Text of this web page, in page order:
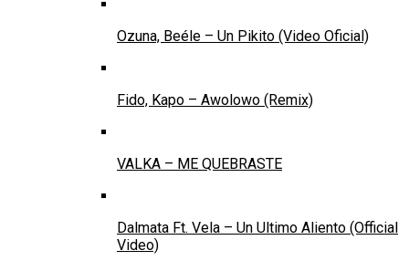
Ozuna, Beéle – Un Pikito (Video Oficial)
Fido, Kapo – Awolowo (Remix)
VALKA – ME QUEBRASTE
Dalmata Ft. Vela – Un Ultimo Aliento (Official
Video)